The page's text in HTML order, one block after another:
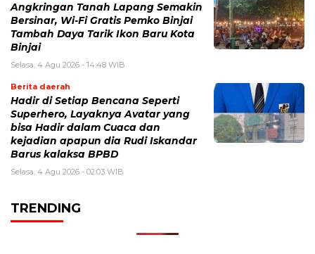
Angkringan Tanah Lapang Semakin
Bersinar, Wi-Fi Gratis Pemko Binjai
Tambah Daya Tarik Ikon Baru Kota
Binjai
Selasa, 4 Agu 2026 - 14:48 WIB
Berita daerah
Hadir di Setiap Bencana Seperti
Superhero, Layaknya Avatar yang
bisa Hadir dalam Cuaca dan
kejadian apapun dia Rudi Iskandar
Barus kalaksa BPBD
Selasa, 4 Agu 2026 - 02:03 WIB
TRENDING